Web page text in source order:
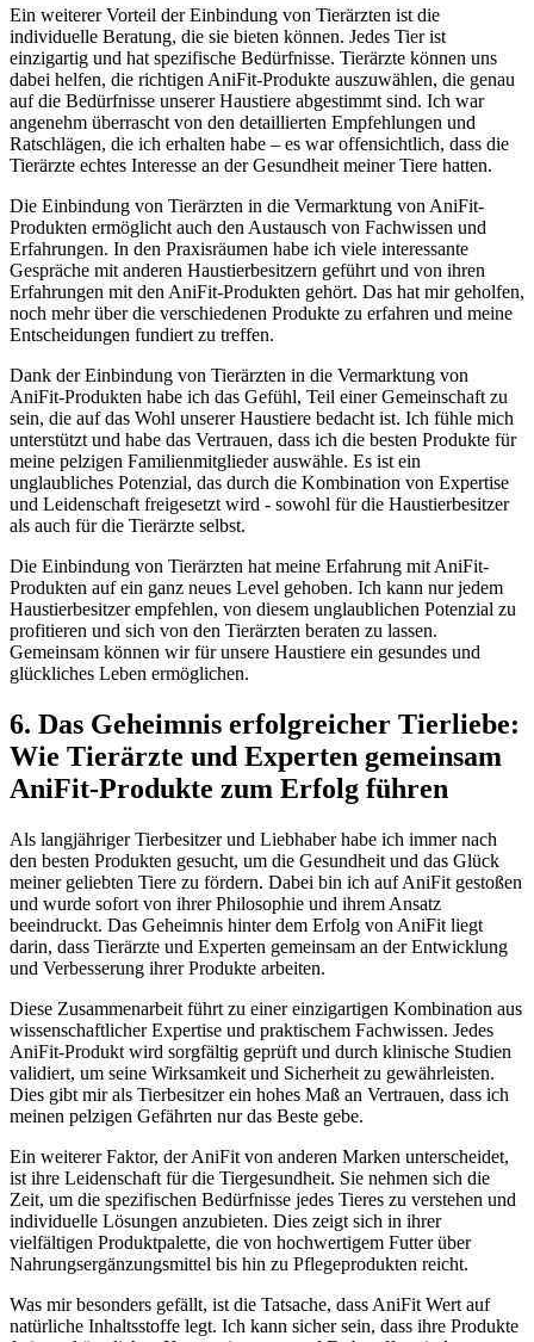
Ein‌ weiterer Vorteil der Einbindung von Tierärzten ist die⁣
individuelle Beratung,‍ die sie⁤ bieten können. Jedes Tier ist
einzigartig und hat spezifische Bedürfnisse. Tierärzte können uns
dabei helfen, die richtigen AniFit-Produkte auszuwählen, die genau
auf ⁢die Bedürfnisse unserer Haustiere abgestimmt sind. Ich war
angenehm überrascht von den detaillierten Empfehlungen und
Ratschlägen, die ich erhalten habe – es war offensichtlich, dass die
Tierärzte echtes Interesse an der Gesundheit ‍meiner Tiere hatten.
Die Einbindung von Tierärzten in die Vermarktung von AniFit-
Produkten ermöglicht auch den Austausch von ⁣Fachwissen und
Erfahrungen. In⁣ den Praxisräumen ​habe ich viele interessante
Gespräche⁢ mit anderen Haustierbesitzern geführt und von ‍ihren
Erfahrungen mit den AniFit-Produkten gehört. Das hat mir geholfen,
noch mehr über die verschiedenen Produkte zu erfahren und meine⁢
Entscheidungen fundiert zu treffen.
Dank der Einbindung von Tierärzten in ​die Vermarktung von
AniFit-Produkten habe ich das Gefühl,⁤ Teil einer Gemeinschaft zu
sein,​ die auf das Wohl unserer‍ Haustiere bedacht ist. Ich fühle ⁢mich
unterstützt und habe‌ das Vertrauen, dass ich die besten Produkte⁤ für
meine⁢ pelzigen Familienmitglieder auswähle. Es ist ⁤ein
unglaubliches Potenzial, das durch die Kombination von Expertise
und Leidenschaft freigesetzt wird -​ sowohl für die Haustierbesitzer
als ⁣auch‌ für die Tierärzte selbst.
Die Einbindung⁤ von Tierärzten hat meine Erfahrung mit AniFit-
Produkten auf ein ganz neues Level gehoben. Ich kann nur ​jedem​
Haustierbesitzer empfehlen,⁣ von diesem unglaublichen Potenzial ‍zu
profitieren und sich von ⁢den ⁣Tierärzten beraten zu lassen.
Gemeinsam können wir für unsere Haustiere ein gesundes und
glückliches⁤ Leben ermöglichen.
6. Das Geheimnis erfolgreicher ​Tierliebe:
⁤Wie Tierärzte und Experten gemeinsam
AniFit-Produkte zum Erfolg ⁣führen
Als⁣ langjähriger Tierbesitzer und Liebhaber habe ich‍ immer nach
den​ besten Produkten gesucht, ‌um die Gesundheit und das Glück
meiner⁣ geliebten Tiere ⁢zu fördern. ⁣Dabei bin ich auf AniFit gestoßen
und wurde sofort von ihrer Philosophie und ihrem Ansatz
beeindruckt. Das Geheimnis hinter ⁤dem Erfolg von AniFit liegt
darin, dass ⁢Tierärzte ​und Experten gemeinsam an der Entwicklung
und Verbesserung ihrer Produkte arbeiten.
Diese Zusammenarbeit führt zu einer einzigartigen Kombination aus
wissenschaftlicher Expertise und praktischem Fachwissen. Jedes
AniFit-Produkt wird sorgfältig geprüft und durch klinische Studien
validiert, um seine Wirksamkeit und Sicherheit zu gewährleisten.
Dies gibt⁤ mir als Tierbesitzer⁤ ein hohes‌ Maß an Vertrauen, dass ich
meinen pelzigen Gefährten nur das ⁢Beste gebe.
Ein weiterer ‌Faktor, der AniFit von anderen Marken unterscheidet,
ist ihre Leidenschaft für ⁣die ⁤Tiergesundheit. Sie ‍nehmen sich die
‌Zeit, um die spezifischen Bedürfnisse jedes Tieres zu verstehen und
individuelle Lösungen anzubieten.⁣ Dies⁤ zeigt sich in ihrer
vielfältigen Produktpalette, die von hochwertigem Futter über
Nahrungsergänzungsmittel bis hin zu Pflegeprodukten reicht.
Was mir ⁣besonders gefällt, ist die Tatsache, dass AniFit Wert auf
natürliche Inhaltsstoffe legt.⁣ Ich⁤ kann sicher sein, dass ihre Produkte